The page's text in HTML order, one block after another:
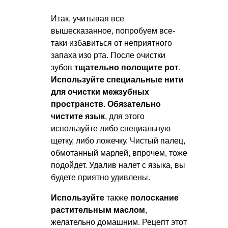
Итак, учитывая все
вышесказанное, попробуем все-
таки избавиться от неприятного
запаха изо рта. После очистки
зубов тщательно полощите рот.
Используйте специальные нити
для очистки межзубных
пространств. Обязательно
чистите язык, для этого
используйте либо специальную
щетку, либо ложечку. Чистый палец,
обмотанный марлей, впрочем, тоже
подойдет. Удалив налет с языка, вы
будете приятно удивлены.
Используйте также полоскание
растительным маслом,
желательно домашним. Рецепт этот